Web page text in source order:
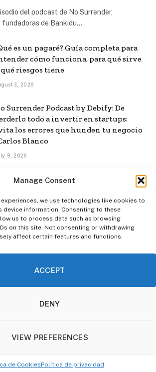
Manage Consent
we use technologies like cookies to
device information. Consenting to these
us to process data such as browsing
on this site. Not consenting or withdrawing
affect certain features and functions.
ACCEPT
DENY
VIEW PREFERENCES
de CookiesPolítica de privacidad
del podcast de No Surrender,
fundadoras de Bankidu…
es un pagaré? Guía completa para
cómo funciona, para qué sirve
riesgos tiene
3, 2026
Surrender Podcast by Debify: De
todo a invertir en startups:
los errores que hunden tu negocio
Blanco
9, 2026
Surrender Podcast by Debify: Cómo
una audiencia propia en la era
la IA | Mar Manrique
8, 2026
Guerrero Martin, Director Legal inscrito